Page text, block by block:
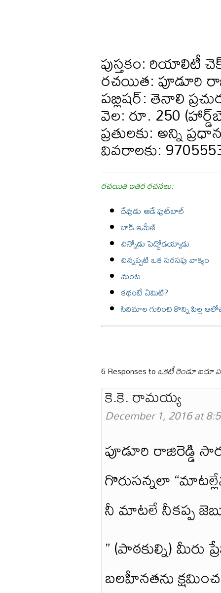
పుస్తకం: రియాలిటీ
రచయిత: పూడూరి
పబ్లిషర్: తెనాలి
వెల: రూ. 250
ప్రతులకు: అన్ని
వివరాలకు:
రచయిత ఇతర రచనలు:
దేవుడు ఆడే ఫుట్‌బాల్
బాడ్ ఇమేజ్
చిన్నోడు పెద్దోడయ్యాడు
చిన్నప్పటి ఒక సరసపు వాక్యం
మంట
కథంటే ఏమిటి?
సినిమాల గురించి కొన్ని పిల్ల
6 Responses toఒకటీ రెండూ ఐదూ
కె.కె. రామయ్య
December 1, 2016 at
పూడూరి రాజిరెడ్డి
గొరుసన్నలా
నీ మాటలే నీకప్ప
” (పాఠకుల్ని)
బలహీనతను